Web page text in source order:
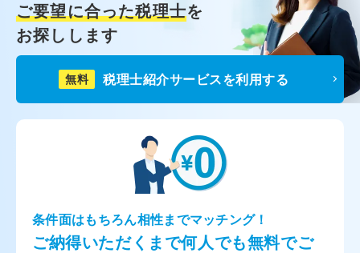
ご要望に合った税理士を
お探しします
無料 税理士紹介サービスを利用する
条件面はもちろん相性までマッチング！
ご納得いただくまで何人でも無料でご